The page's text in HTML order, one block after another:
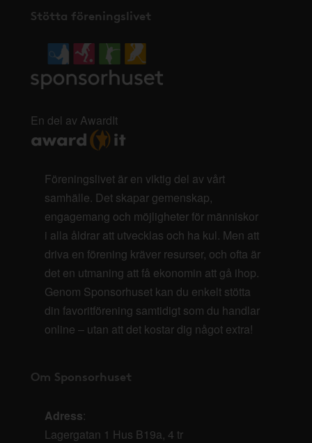
Stötta föreningslivet
En del av AwardIt
Föreningslivet är en viktig del av vårt
samhälle. Det skapar gemenskap,
engagemang och möjligheter för människor
i alla åldrar att utvecklas och ha kul. Men att
driva en förening kräver resurser, och ofta är
det en utmaning att få ekonomin att gå ihop.
Genom Sponsorhuset kan du enkelt stötta
din favoritförening samtidigt som du handlar
online – utan att det kostar dig något extra!
Om Sponsorhuset
Adress:
Lagergatan 1 Hus B19a, 4 tr